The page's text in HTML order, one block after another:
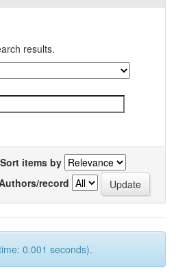
results.
Sort items by
record
0.001 seconds).